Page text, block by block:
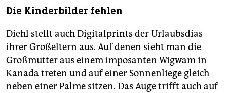
Die Kinderbilder fehlen
Diehl stellt auch Digitalprints der Urlaubsdias
ihrer Großeltern aus. Auf denen sieht man die
Großmutter aus einem imposanten Wigwam in
Kanada treten und auf einer Sonnenliege gleich
neben einer Palme sitzen. Das Auge trifft auch auf